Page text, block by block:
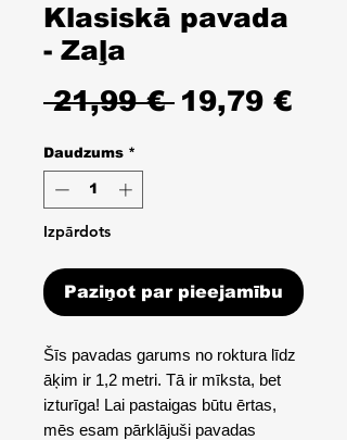
Klasiskā pavada
- Zaļa
21,99 € Parastā
19,79 €
Daudzums *
Izpārdots
Paziņot par pieejamību
Šīs pavadas garums no roktura līdz
āķim ir 1,2 metri. Tā ir mīksta, bet
izturīga! Lai pastaigas būtu ērtas,
mēs esam pārklājuši pavadas